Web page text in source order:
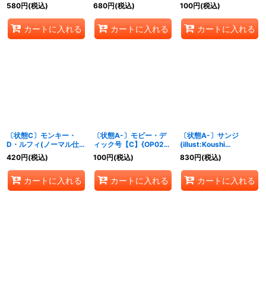
580円(税込)
カートに入れる
680円(税込)
カートに入れる
100円(税込)
カートに入れる
〔状態C〕モンキー・
D・ルフィ(ノーマル仕
様/TREASURECRUISE)
【SR】{ST01-012}
420円(税込)
カートに入れる
〔状態A-〕モビー・デ
ィック号【C】{OP02-
024}
100円(税込)
カートに入れる
〔状態A-〕サンジ
(illust:Koushi
Rokushiro)【C】
{ST21-003}
830円(税込)
カートに入れる